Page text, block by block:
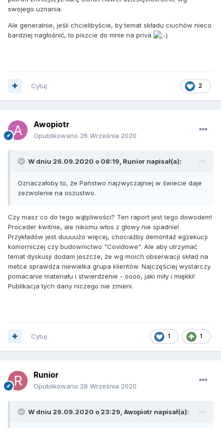
swojego uznania.
Ale generalnie, jeśli chcielibyście, by temat składu ciuchów nieco
bardziej nagłośnić, to piszcie do mnie na priva
2
Cytuj
Awopiotr
Opublikowano 26 Września 2020
W dniu 26.09.2020 o 08:19, Runior napisał(a):
Oznaczałoby to, że Państwo najzwyczajniej w świecie daje
zezwolenie na oszustwo.
Czy masz co do tego wątpliwości? Ten raport jest tego dowodem!
Proceder kwitnie, ale nikomu włos z głowy nie spadnie!
Przykładów jest duuuużo więcej, chociażby demontaż egzekucji
komorniczej czy budownictwo "Covidowe". Ale aby utrzymać
temat dyskusji dodam jeszcze, że wg moich obserwacji skład na
metce sprawdza niewielka grupa klientów. Najczęściej wystarczy
pomacanie materiału i stwierdzenie - oooo, jaki miły i miękki!
Publikacja tych dany niczego nie zmieni.
1 1
Cytuj
Runior
Opublikowano 28 Września 2020
W dniu 26.09.2020 o 23:29, Awopiotr napisał(a):